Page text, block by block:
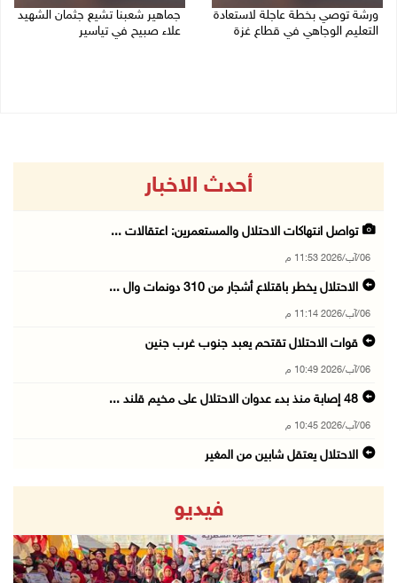
ورشة توصي بخطة عاجلة لاستعادة
التعليم الوجاهي في قطاع غزة
جماهير شعبنا تشيع جثمان الشهيد
علاء صبيح في تياسير
أحدث الاخبار
تواصل انتهاكات الاحتلال والمستعمرين: اعتقالات ...
06/آب/2026 11:53 م
الاحتلال يخطر باقتلاع أشجار من 310 دونمات وال ...
06/آب/2026 11:14 م
قوات الاحتلال تقتحم يعبد جنوب غرب جنين
06/آب/2026 10:49 م
48 إصابة منذ بدء عدوان الاحتلال على مخيم قلند ...
06/آب/2026 10:45 م
الاحتلال يعتقل شابين من المغير
وزير الداخلية يبحث مع مكافحة المخدرات الدولي ...
06/آب/2026 10:01 م
رئيس بلدية الخليل يطلع وفدا أميركيا على تطورا ...
فيديو